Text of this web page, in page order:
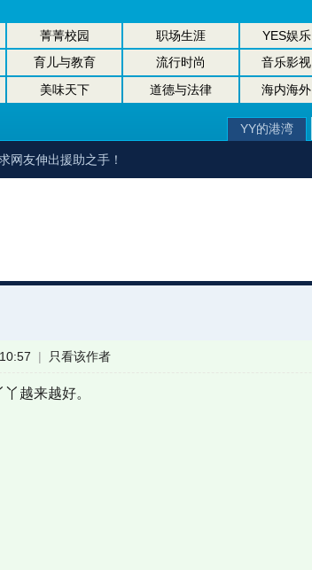
菁菁校园 职场生涯 YES娱乐
育儿与教育 流行时尚 音乐影视
美味天下 道德与法律 海内海外
YY的港湾
网友伸出援助之手！
| 只看该作者
越来越好。